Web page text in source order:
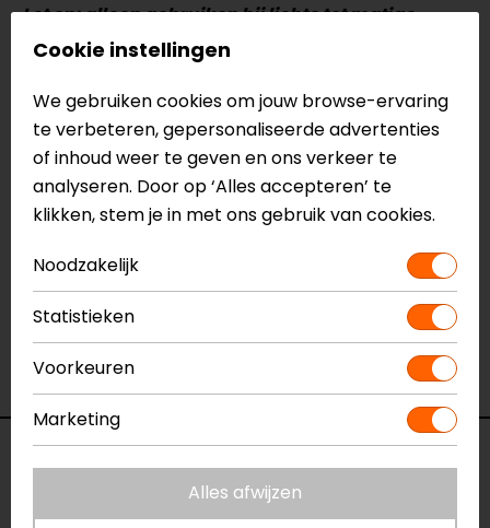
Let op: alleen gebruiken bij lichte tot matige
vervuiling. Niet geschikt voor modderige
Meer informatie nodig?
Heb je meer informatie nodig over dit product?
Neem dancontact met ons op of kom langs in één
vanonze winkels in Breda, Capelle aan den IJssel,
Eindhoven, Vianen of Apeldoorn. In de winkels kun je
het product bekijken & passen en staan onze
verkoopmedewerkers voor je klaar met advies.
Bekijk onze anderemotor schoonmaken en
poetsen artikelen.
Specificaties
Naam
High Performance Waterless
Cookie instellingen
We gebruiken cookies om jouw browse-ervaring
te verbeteren, gepersonaliseerde advertenties
of inhoud weer te geven en ons verkeer te
analyseren. Door op ‘Alles accepteren’ te
klikken, stem je in met ons gebruik van cookies.
Noodzakelijk
Statistieken
Voorkeuren
Marketing
Alles afwijzen